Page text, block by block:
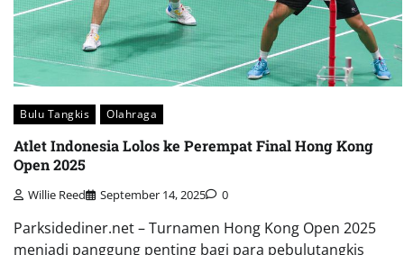
Bulu Tangkis Olahraga
Atlet Indonesia Lolos ke Perempat Final Hong Kong
Open 2025
Willie Reed September 14, 2025 0
Parksidediner.net – Turnamen Hong Kong Open 2025
menjadi panggung penting bagi para pebulutangkis